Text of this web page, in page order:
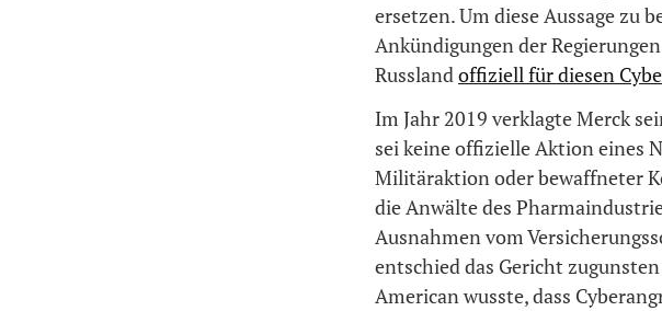
ersetzen. Um diese Aussage zu
Ankündigungen der
Russland offiziell für diesen
Im Jahr 2019 verklagte Merck
sei keine offizielle Aktion eines
Militäraktion oder bewaffneter
die Anwälte des
Ausnahmen vom
entschied das Gericht
American wusste, dass